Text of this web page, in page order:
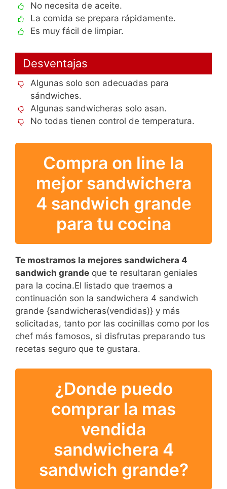
No necesita de aceite.
La comida se prepara rápidamente.
Es muy fácil de limpiar.
Desventajas
Algunas solo son adecuadas para
sándwiches.
Algunas sandwicheras solo asan.
No todas tienen control de temperatura.
Compra on line la
mejor sandwichera
4 sandwich grande
para tu cocina
Te mostramos la mejores sandwichera 4
sandwich grande que te resultaran geniales
para la cocina.El listado que traemos a
continuación son la sandwichera 4 sandwich
grande {sandwicheras(vendidas)} y más
solicitadas, tanto por las cocinillas como por los
chef más famosos, si disfrutas preparando tus
recetas seguro que te gustara.
¿Donde puedo
comprar la mas
vendida
sandwichera 4
sandwich grande?